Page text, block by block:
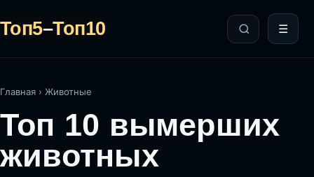
Топ5–Топ10 ☰
Главная › Животные
Топ 10 вымерших
животных